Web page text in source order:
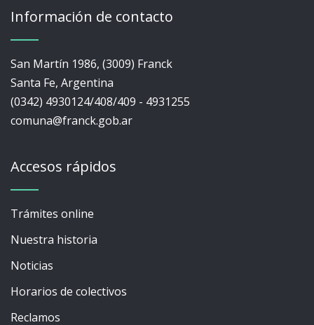
Información de contacto
San Martín 1986, (3009) Franck
Santa Fe, Argentina
(0342) 4930124/408/409 - 4931255
comuna@franck.gob.ar
Accesos rápidos
Trámites online
Nuestra historia
Noticias
Horarios de colectivos
Reclamos